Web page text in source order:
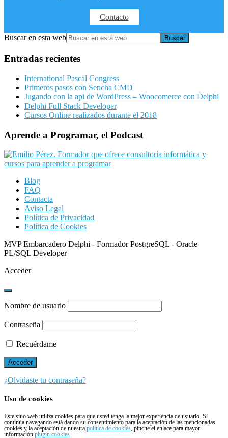
Contacto
Buscar en esta web
Entradas recientes
International Pascal Congress
Primeros pasos con Sencha CMD
Jugando con la api de WordPress – Woocomerce con Delphi
Delphi Full Stack Developer
Cursos Online realizados durante el 2018
Aprende a Programar, el Podcast
Blog
FAQ
Contacta
Aviso Legal
Política de Privacidad
Política de Cookies
MVP Embarcadero Delphi - Formador PostgreSQL - Oracle
PL/SQL Developer
Acceder
Nombre de usuario
Contraseña
Recuérdame
¿Olvidaste tu contraseña?
Uso de cookies
Este sitio web utiliza cookies para que usted tenga la mejor experiencia de usuario. Si
continúa navegando está dando su consentimiento para la aceptación de las mencionadas
cookies y la aceptación de nuestra política de cookies, pinche el enlace para mayor
información.plugin cookies